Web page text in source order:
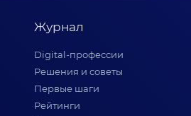
Журнал
Digital-профессии
Решения и советы
Первые шаги
Рейтинги